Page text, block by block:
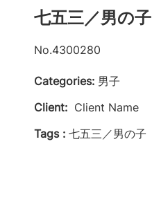
七五三／男の子
No.4300280
Categories: 男子
Client: Client Name
Tags : 七五三／男の子